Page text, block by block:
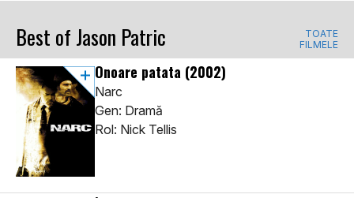
Best of Jason Patric
TOATE
FILMELE
Onoare patata (2002)
Narc
Gen: Dramă
Rol: Nick Tellis